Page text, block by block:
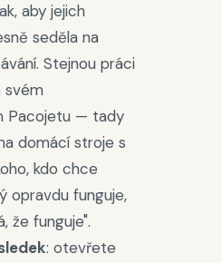
aby jejich
seděla na
Stejnou práci
svém
Pacojetu — tady
domácí stroje s
kdo chce
opravdu funguje,
že funguje".
: otevřete